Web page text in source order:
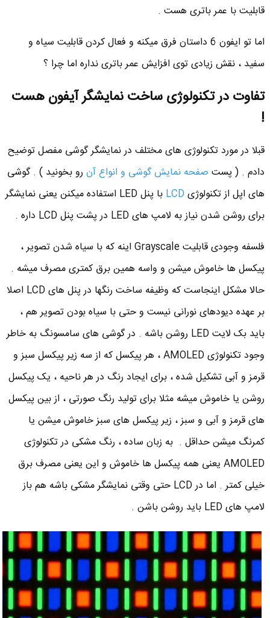
قابلیت با عمر باتری هست .
اما تو ایفون 6 داستان فرق میکنه و فعال کردن قابلیت سیاه و
سفید ، نقش زیادی توی افزایش عمر باتری نداره اما چرا ؟
تفاوت در تکنولوژی ساخت نمایشگر آیفون هست
!
قبلا در مورد تکنولوژی های مختلف در نمایشگر گوشی مفصل توضیح
دادم . ( پست صفحه نمایش گوشی و انواع آن رو بخونید ) . گوشی
های اپل از تکنولوژیLCD
با پنل LED استفاده میکنن یعنی نمایشگر
برای روشن شدن نیاز به لامپ های LED در پشت پنل LCD داره .
فلسفه وجودی قابلیت Grayscale اینه که با سیاه شدن تصویر ،
پیکسل ها خاموش میشن و واسه همین برق کمتری مصرف میشه .
حالا مشکل اینجاست که وظیفه ساخت رنگها در پنل های LCD اصلا
بر عهده دیودهای نورانی نیست و حتی با سیاه بودن تصویر هم ،
باید بک لایت LED روشن باشه . در گوشی های سامسونگ به خاطر
وجود تکنولوژی AMOLED ، هر پیکسل که از سه زیر پیکسل سبز و
قرمز و آبی تشکیل شده ، برای ایجاد رنگ در هر ناحیه ، یک پیکسل
روشن یا خاموش میشه مثلا برای تولید رنگ صورتی ، از بین پیکسل
های قرمز و آبی و سبز ، زیر پیکسل های سبز خاموش میشن یا
کمرنگ میشن حداقل . به زبان ساده ، رنگ مشکی در تکنولوژی
AMOLED یعنی همه پیکسل ها خاموش و این یعنی مصرف برق
خیلی کمتر . اما در LCD حتی وقتی نمایشگر مشکی باشه هم باز
لامپ های LED باید روشن باشن .